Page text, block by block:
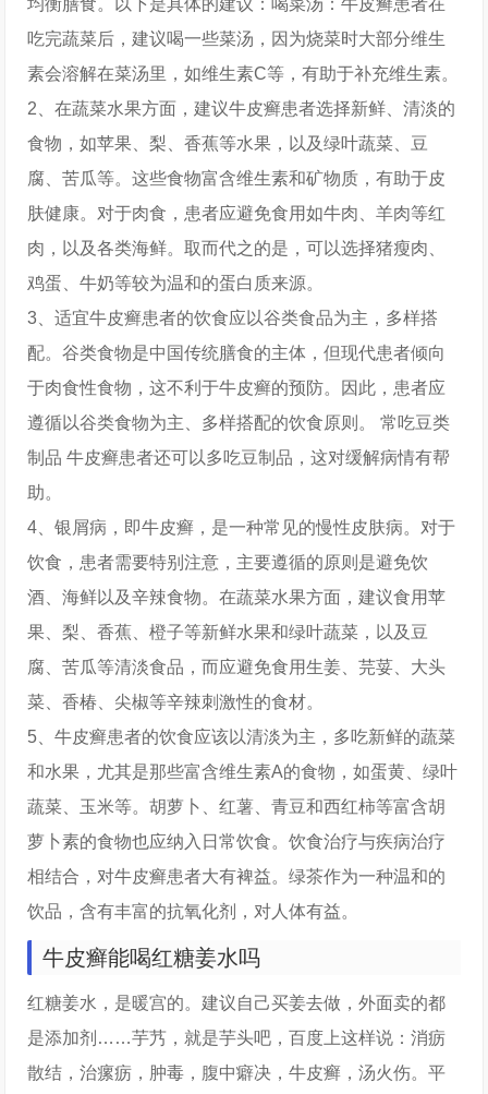
吃完蔬菜后，建议喝一些菜汤，因为烧菜时大部分维生
素会溶解在菜汤里，如维生素C等，有助于补充维生素。
2、在蔬菜水果方面，建议牛皮癣患者选择新鲜、清淡的
食物，如苹果、梨、香蕉等水果，以及绿叶蔬菜、豆
腐、苦瓜等。这些食物富含维生素和矿物质，有助于皮
肤健康。对于肉食，患者应避免食用如牛肉、羊肉等红
肉，以及各类海鲜。取而代之的是，可以选择猪瘦肉、
鸡蛋、牛奶等较为温和的蛋白质来源。
3、适宜牛皮癣患者的饮食应以谷类食品为主，多样搭
配。谷类食物是中国传统膳食的主体，但现代患者倾向
于肉食性食物，这不利于牛皮癣的预防。因此，患者应
遵循以谷类食物为主、多样搭配的饮食原则。 常吃豆类
制品 牛皮癣患者还可以多吃豆制品，这对缓解病情有帮
助。
4、银屑病，即牛皮癣，是一种常见的慢性皮肤病。对于
饮食，患者需要特别注意，主要遵循的原则是避免饮
酒、海鲜以及辛辣食物。在蔬菜水果方面，建议食用苹
果、梨、香蕉、橙子等新鲜水果和绿叶蔬菜，以及豆
腐、苦瓜等清淡食品，而应避免食用生姜、芫荽、大头
菜、香椿、尖椒等辛辣刺激性的食材。
5、牛皮癣患者的饮食应该以清淡为主，多吃新鲜的蔬菜
和水果，尤其是那些富含维生素A的食物，如蛋黄、绿叶
蔬菜、玉米等。胡萝卜、红薯、青豆和西红柿等富含胡
萝卜素的食物也应纳入日常饮食。饮食治疗与疾病治疗
相结合，对牛皮癣患者大有裨益。绿茶作为一种温和的
饮品，含有丰富的抗氧化剂，对人体有益。
牛皮癣能喝红糖姜水吗
红糖姜水，是暖宫的。建议自己买姜去做，外面卖的都
是添加剂……芋艿，就是芋头吧，百度上这样说：消疬
散结，治瘰疬，肿毒，腹中癖决，牛皮癣，汤火伤。平